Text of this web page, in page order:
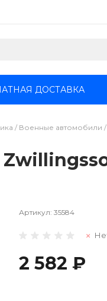
ДОСТАВКА
/ Военные автомобили /
Артикул: 35584
2 582 ₽